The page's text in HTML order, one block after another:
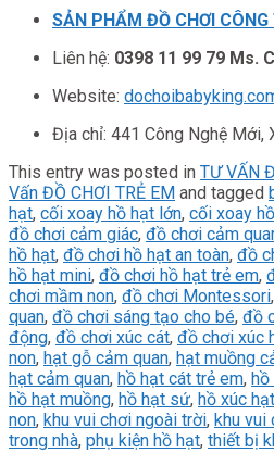
SẢN PHẨM ĐỒ CHƠI CÔNG
Liên hệ: 0398 11 99 79 Ms.
Website:
Địa chỉ: 441 Công Nghệ Mới,
This entry was posted in TƯ VẤN
Vấn ĐỒ CHƠI TRẺ EM and tagged
hạt, cối xoay hồ hạt lớn, cối xoay
đồ chơi cảm giác, đồ chơi cảm
hồ hạt, đồ chơi hồ hạt an toàn, đồ
hồ hạt mini, đồ chơi hồ hạt trẻ em,
chơi mầm non, đồ chơi Montessori,
quan, đồ chơi sáng tạo cho bé, đồ
động, đồ chơi xúc cát, đồ chơi xúc
non, hạt gỗ cảm quan, hạt muồng
hạt cảm quan, hồ hạt cát trẻ em, hồ
hồ hạt muồng, hồ hạt sứ, hồ xúc
non, khu vui chơi ngoài trời, khu vui
trong nhà, phụ kiện hồ hạt, thiết bị